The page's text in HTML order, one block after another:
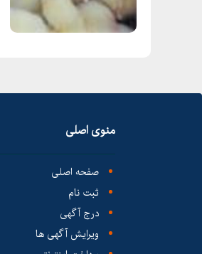
منوی اصلی
صفحه اصلی
ثبت نام
درج آگهی
ویرایش آگهی ها